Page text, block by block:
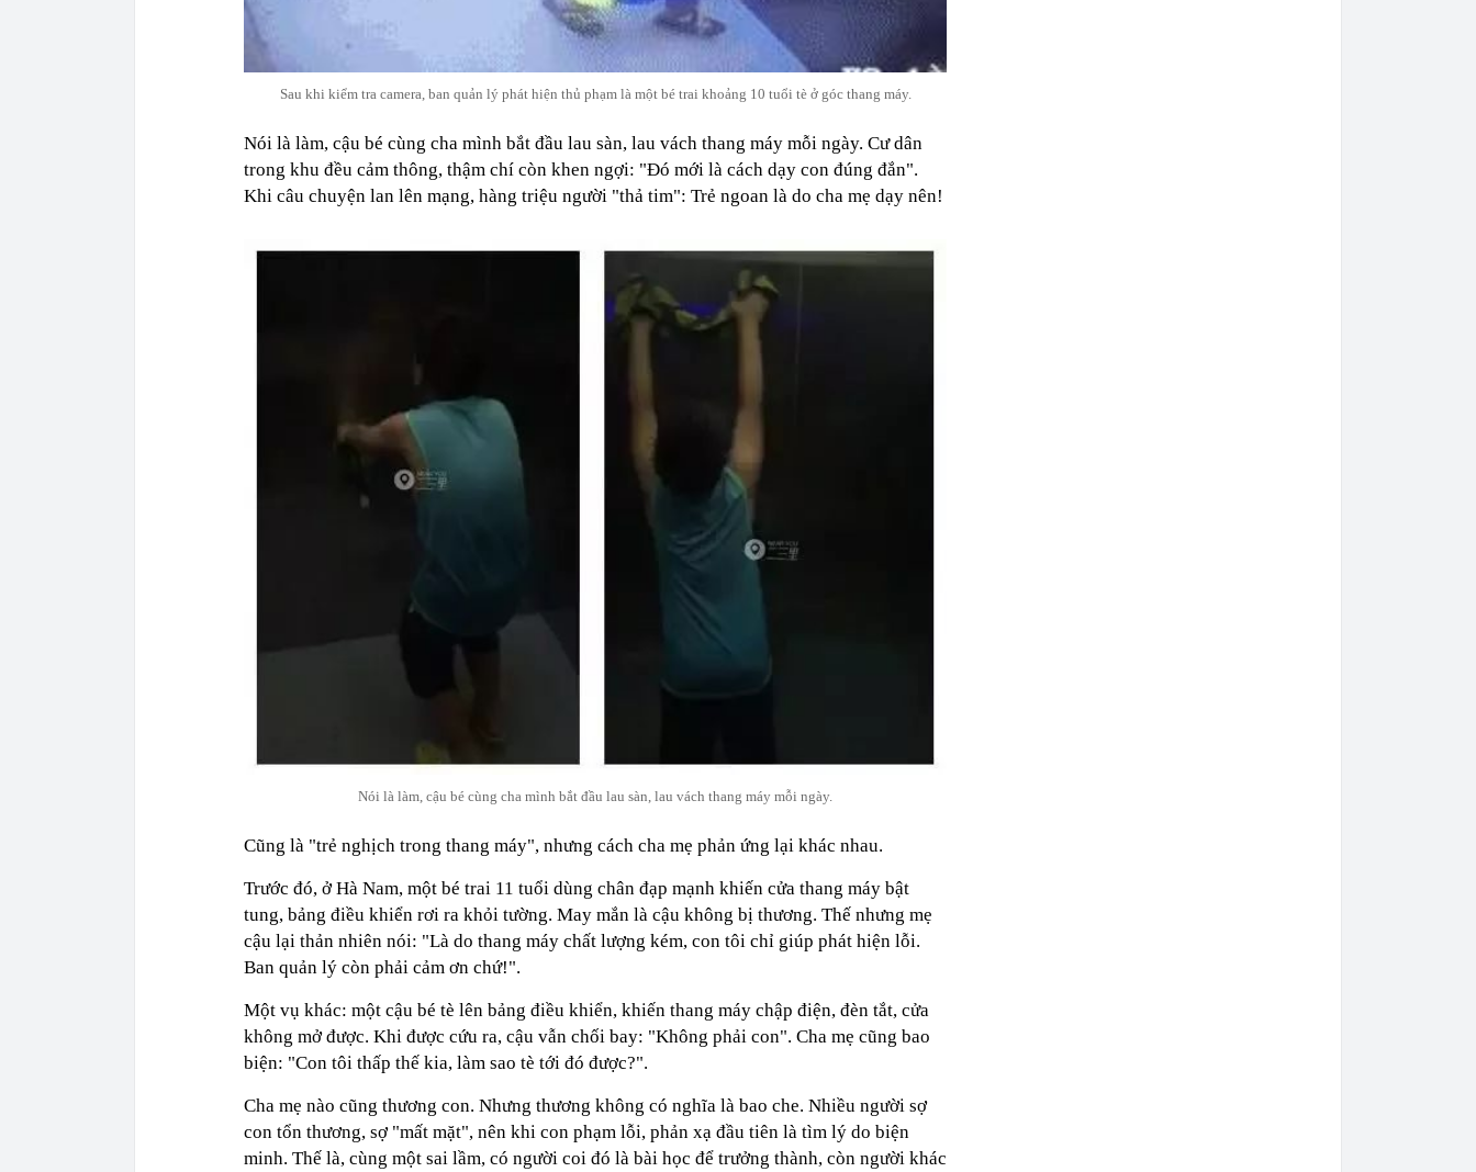
Sau khi kiểm tra camera, ban quản lý phát hiện thủ phạm là một bé trai khoảng 10 tuổi tè ở góc thang máy.
Nói là làm, cậu bé cùng cha mình bắt đầu lau sàn, lau vách thang máy mỗi ngày. Cư dân
trong khu đều cảm thông, thậm chí còn khen ngợi: "Đó mới là cách dạy con đúng đắn".
Khi câu chuyện lan lên mạng, hàng triệu người "thả tim": Trẻ ngoan là do cha mẹ dạy nên!
Nói là làm, cậu bé cùng cha mình bắt đầu lau sàn, lau vách thang máy mỗi ngày.
Cũng là "trẻ nghịch trong thang máy", nhưng cách cha mẹ phản ứng lại khác nhau.
Trước đó, ở Hà Nam, một bé trai 11 tuổi dùng chân đạp mạnh khiến cửa thang máy bật
tung, bảng điều khiển rơi ra khỏi tường. May mắn là cậu không bị thương. Thế nhưng mẹ
cậu lại thản nhiên nói: "Là do thang máy chất lượng kém, con tôi chỉ giúp phát hiện lỗi.
Ban quản lý còn phải cảm ơn chứ!".
Một vụ khác: một cậu bé tè lên bảng điều khiển, khiến thang máy chập điện, đèn tắt, cửa
không mở được. Khi được cứu ra, cậu vẫn chối bay: "Không phải con". Cha mẹ cũng bao
biện: "Con tôi thấp thế kia, làm sao tè tới đó được?".
Cha mẹ nào cũng thương con. Nhưng thương không có nghĩa là bao che. Nhiều người sợ
con tổn thương, sợ "mất mặt", nên khi con phạm lỗi, phản xạ đầu tiên là tìm lý do biện
minh. Thế là, cùng một sai lầm, có người coi đó là bài học để trưởng thành, còn người khác